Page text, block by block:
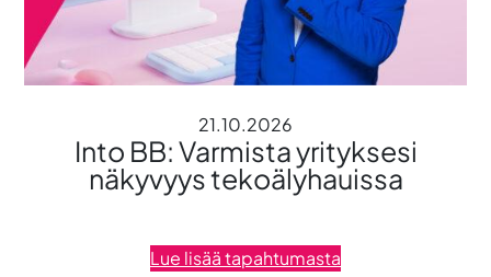
21.10.2026
Into BB: Varmista yrityksesi
näkyvyys tekoälyhauissa
Lue lisää tapahtumasta